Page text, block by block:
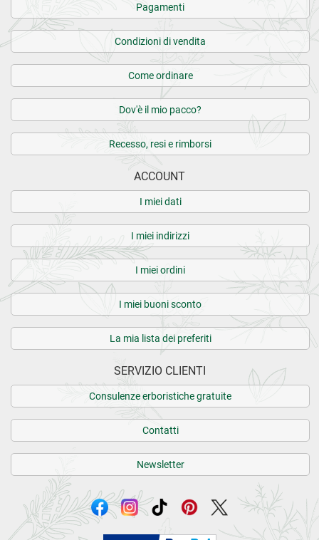
Pagamenti
Condizioni di vendita
Come ordinare
Dov'è il mio pacco?
Recesso, resi e rimborsi
ACCOUNT
I miei dati
I miei indirizzi
I miei ordini
I miei buoni sconto
La mia lista dei preferiti
SERVIZIO CLIENTI
Consulenze erboristiche gratuite
Contatti
Newsletter